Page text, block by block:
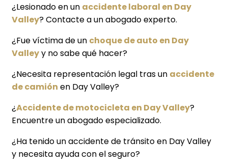
¿Lesionado en un accidente laboral en Day
Valley? Contacte a un abogado experto.
¿Fue víctima de un choque de auto en Day
Valleyy no sabe qué hacer?
¿Necesita representación legal tras un accidente
de camión en Day Valley?
¿Accidente de motocicleta en Day Valley?
Encuentre un abogado especializado.
¿Ha tenido un accidente de tránsito en Day Valley
y necesita ayuda con el seguro?